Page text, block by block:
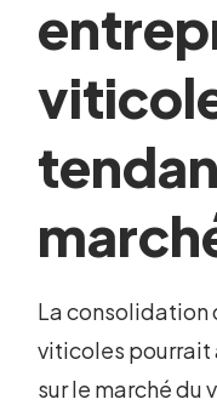
La consolidation
viticoles
sur le marché du